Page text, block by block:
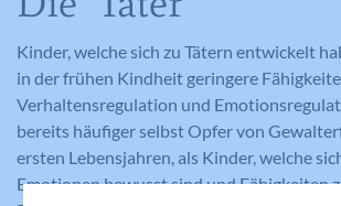
Kinder, welche sich zu Tätern entwickelt
in der frühen Kindheit geringere
Verhaltensregulation und
bereits häufiger selbst Opfer von
ersten Lebensjahren, als Kinder, welche
Emotionen bewusst sind und Fähigkeiten